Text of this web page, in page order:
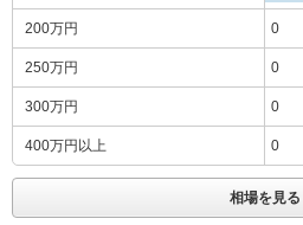
200万円
250万円
300万円
400万円 以上
0
0
0
0
相場を見る